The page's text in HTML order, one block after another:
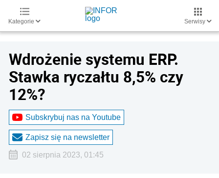
Kategorie Serwisy
Wdrożenie systemu ERP.
Stawka ryczałtu 8,5% czy
12%?
Subskrybuj nas na Youtube
Zapisz się na newsletter
02 sierpnia 2023, 01:45